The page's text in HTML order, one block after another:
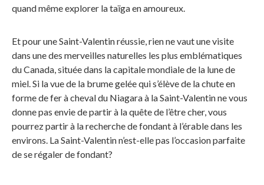
quand même explorer la taïga en amoureux.
Et pour une Saint-Valentin réussie, rien ne vaut une visite
dans une des merveilles naturelles les plus emblématiques
du Canada, située dans la capitale mondiale de la lune de
miel. Si la vue de la brume gelée qui s’élève de la chute en
forme de fer à cheval du Niagara à la Saint-Valentin ne vous
donne pas envie de partir à la quête de l’être cher, vous
pourrez partir à la recherche de fondant à l’érable dans les
environs. La Saint-Valentin n’est-elle pas l’occasion parfaite
de se régaler de fondant?